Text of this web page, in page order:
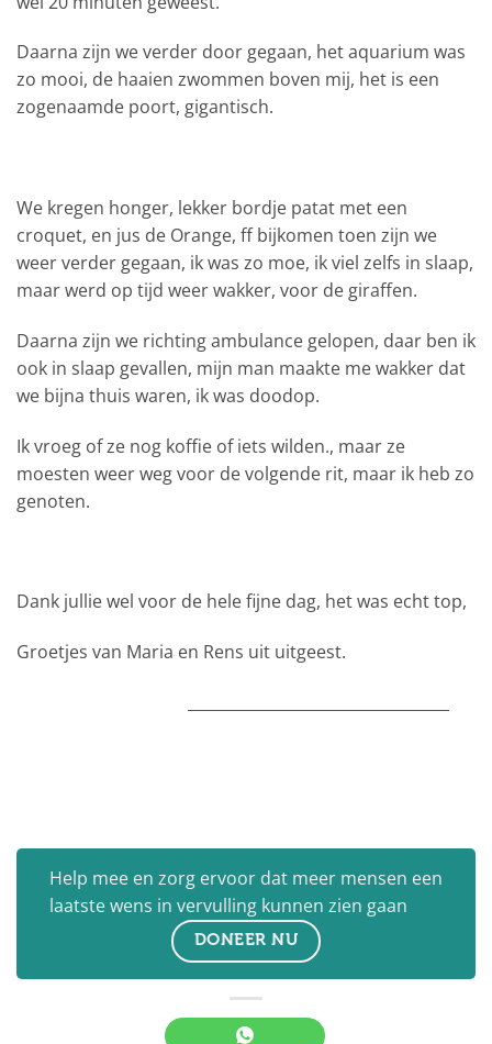
Daarna zijn we verder door gegaan, het aquarium was
zo mooi, de haaien zwommen boven mij, het is een
zogenaamde poort, gigantisch.
We kregen honger, lekker bordje patat met een
croquet, en jus de Orange, ff bijkomen toen zijn we
weer verder gegaan, ik was zo moe, ik viel zelfs in slaap,
maar werd op tijd weer wakker, voor de giraffen.
Daarna zijn we richting ambulance gelopen, daar ben ik
ook in slaap gevallen, mijn man maakte me wakker dat
we bijna thuis waren, ik was doodop.
Ik vroeg of ze nog koffie of iets wilden., maar ze
moesten weer weg voor de volgende rit, maar ik heb zo
genoten.
Dank jullie wel voor de hele fijne dag, het was echt top,
Groetjes van Maria en Rens uit uitgeest.
Help mee en zorg ervoor dat meer mensen een
laatste wens in vervulling kunnen zien gaan
DONEER NU